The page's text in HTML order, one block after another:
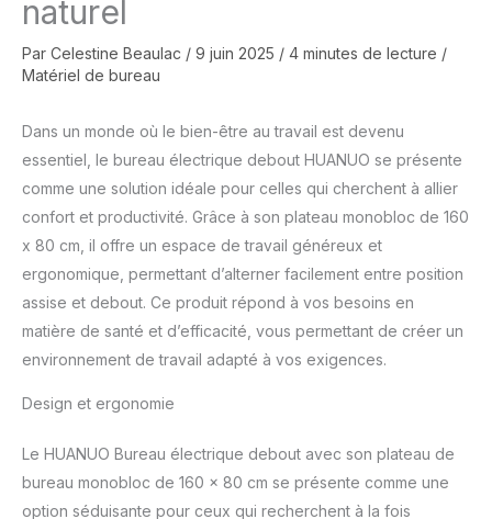
naturel
Par Celestine Beaulac / 9 juin 2025 / 4 minutes de lecture /
Matériel de bureau
Dans un monde où le bien-être au travail est devenu
essentiel, le bureau électrique debout HUANUO se présente
comme une solution idéale pour celles qui cherchent à allier
confort et productivité. Grâce à son plateau monobloc de 160
x 80 cm, il offre un espace de travail généreux et
ergonomique, permettant d’alterner facilement entre position
assise et debout. Ce produit répond à vos besoins en
matière de santé et d’efficacité, vous permettant de créer un
environnement de travail adapté à vos exigences.
Design et ergonomie
Le HUANUO Bureau électrique debout avec son plateau de
bureau monobloc de 160 x 80 cm se présente comme une
option séduisante pour ceux qui recherchent à la fois